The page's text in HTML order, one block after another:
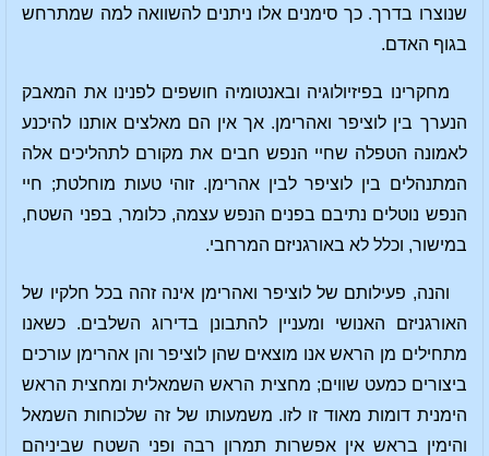
שנוצרו בדרך. כך סימנים אלו ניתנים להשוואה למה שמתרחש
בגוף האדם.
מחקרינו בפיזיולוגיה ובאנטומיה חושפים לפנינו את המאבק
הנערך בין לוציפר ואהרימן. אך אין הם מאלצים אותנו להיכנע
לאמונה הטפלה שחיי הנפש חבים את מקורם לתהליכים אלה
המתנהלים בין לוציפר לבין אהרימן. זוהי טעות מוחלטת; חיי
הנפש נוטלים נתיבם בפנים הנפש עצמה, כלומר, בפני השטח,
במישור, וכלל לא באורגניזם המרחבי.
והנה, פעילותם של לוציפר ואהרימן אינה זהה בכל חלקיו של
האורגניזם האנושי ומעניין להתבונן בדירוג השלבים. כשאנו
מתחילים מן הראש אנו מוצאים שהן לוציפר והן אהרימן עורכים
ביצורים כמעט שווים; מחצית הראש השמאלית ומחצית הראש
הימנית דומות מאוד זו לזו. משמעותו של זה שלכוחות השמאל
והימין בראש אין אפשרות תמרון רבה ופני השטח שביניהם